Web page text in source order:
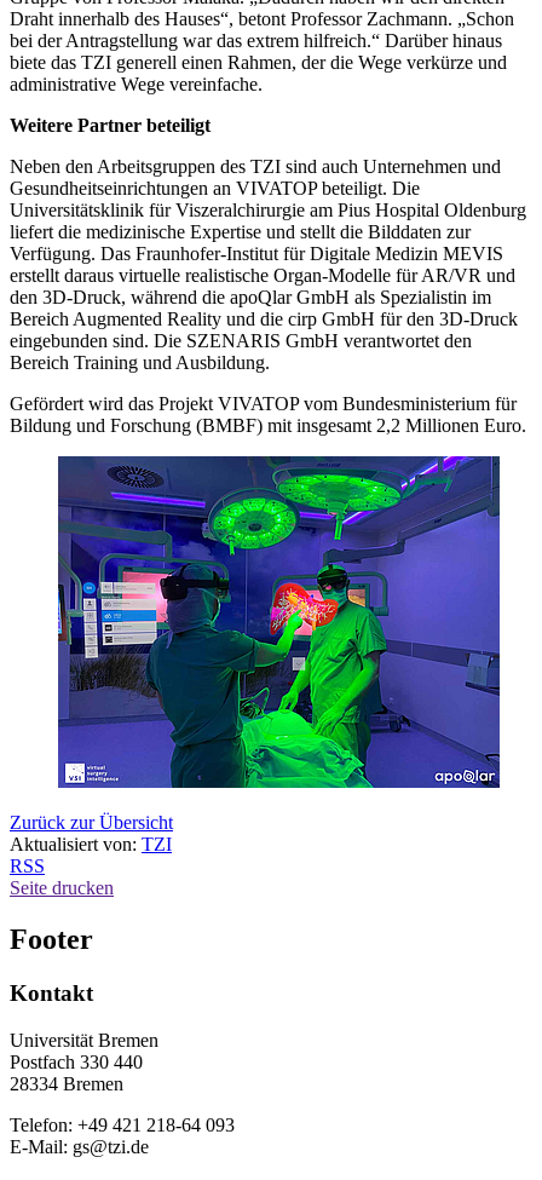
Draht innerhalb des Hauses“, betont Professor Zachmann. „Schon
bei der Antragstellung war das extrem hilfreich.“ Darüber hinaus
biete das TZI generell einen Rahmen, der die Wege verkürze und
administrative Wege vereinfache.
Weitere Partner beteiligt
Neben den Arbeitsgruppen des TZI sind auch Unternehmen und
Gesundheitseinrichtungen an VIVATOP beteiligt. Die
Universitätsklinik für Viszeralchirurgie am Pius Hospital Oldenburg
liefert die medizinische Expertise und stellt die Bilddaten zur
Verfügung. Das Fraunhofer-Institut für Digitale Medizin MEVIS
erstellt daraus virtuelle realistische Organ-Modelle für AR/VR und
den 3D-Druck, während die apoQlar GmbH als Spezialistin im
Bereich Augmented Reality und die cirp GmbH für den 3D-Druck
eingebunden sind. Die SZENARIS GmbH verantwortet den
Bereich Training und Ausbildung.
Gefördert wird das Projekt VIVATOP vom Bundesministerium für
Bildung und Forschung (BMBF) mit insgesamt 2,2 Millionen Euro.
Zurück zur Übersicht
Aktualisiert von: TZI
RSS
Seite drucken
Footer
Kontakt
Universität Bremen
Postfach 330 440
28334 Bremen
Telefon: +49 421 218-64 093
E-Mail: gs@tzi.de